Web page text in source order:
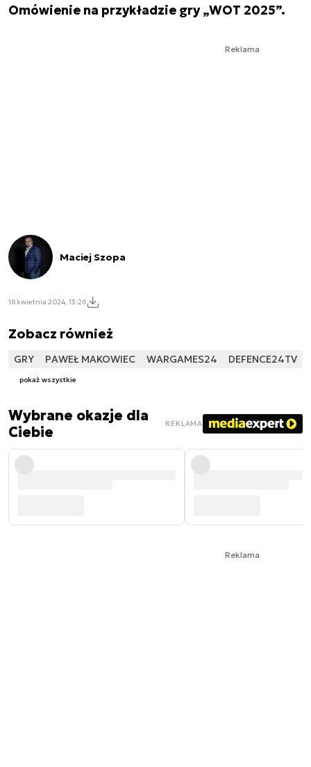
Omówienie na przykładzie gry „WOT 2025”.
Reklama
Maciej Szopa
18 kwietnia 2024, 13:26
Zobacz również
GRY PAWEŁ MAKOWIEC WARGAMES24 DEFENCE24TV
pokaż wszystkie
Wybrane okazje dla
Ciebie
REKLAMA
Reklama